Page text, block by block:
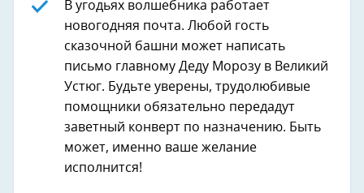
В угодьях волшебника работает
новогодняя почта. Любой гость
сказочной башни может написать
письмо главному Деду Морозу в Великий
Устюг. Будьте уверены, трудолюбивые
помощники обязательно передадут
заветный конверт по назначению. Быть
может, именно ваше желание
исполнится!